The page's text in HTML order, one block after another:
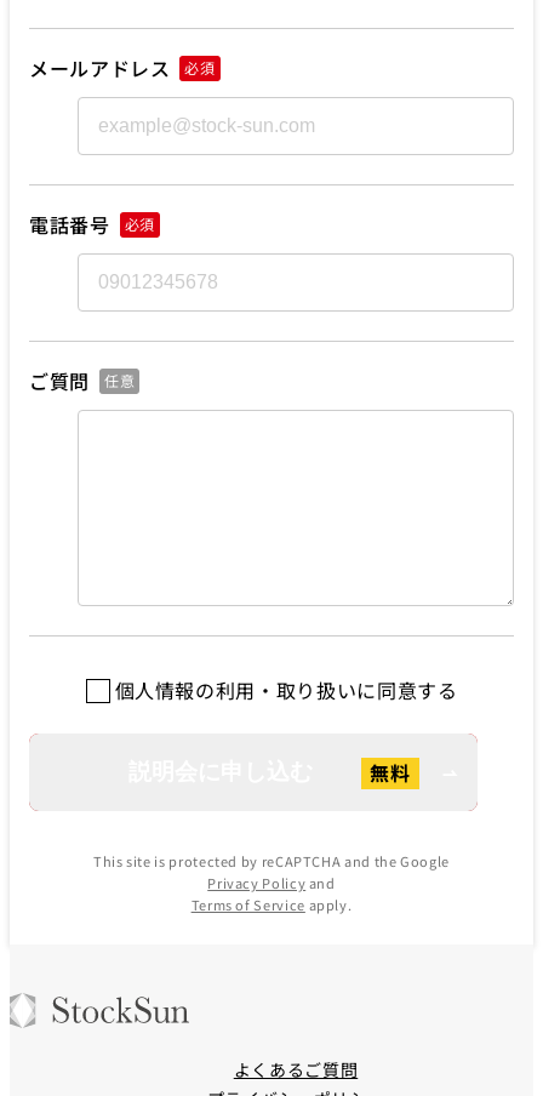
メールアドレス 必須
電話番号 必須
ご質問 任意
個人情報の利用・取り扱いに同意する
This site is protected by reCAPTCHA and the Google
Privacy Policyand
Terms of Service apply.
よくあるご質問